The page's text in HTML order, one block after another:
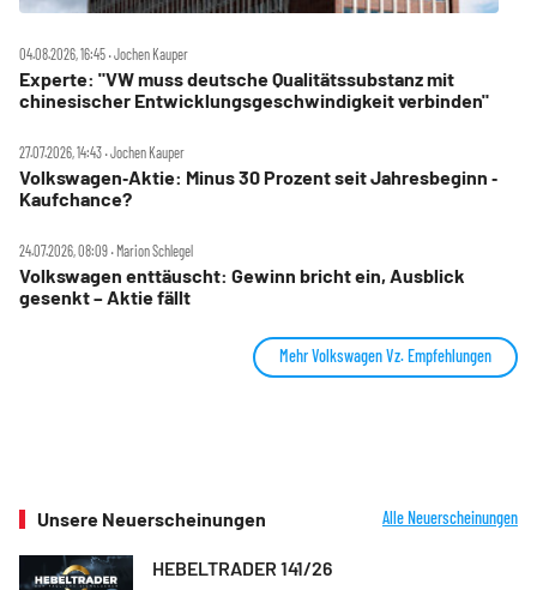
04.08.2026, 16:45 ‧ Jochen Kauper
Experte: "VW muss deutsche Qualitätssubstanz mit
chinesischer Entwicklungsgeschwindigkeit verbinden"
27.07.2026, 14:43 ‧ Jochen Kauper
Volkswagen‑Aktie: Minus 30 Prozent seit Jahresbeginn ‑
Kaufchance?
24.07.2026, 08:09 ‧ Marion Schlegel
Volkswagen enttäuscht: Gewinn bricht ein, Ausblick
gesenkt – Aktie fällt
Mehr Volkswagen Vz. Empfehlungen
Unsere Neuerscheinungen Alle Neuerscheinungen
HEBELTRADER 141/26